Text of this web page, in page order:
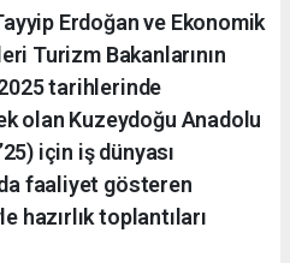
Erdoğan ve Ekonomik
Turizm Bakanlarının
tarihlerinde
olan Kuzeydoğu Anadolu
için iş dünyası
faaliyet gösteren
hazırlık toplantıları